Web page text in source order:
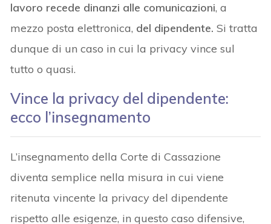
lavoro recede dinanzi alle comunicazioni, a
mezzo posta elettronica, del dipendente.Si tratta
dunque di un caso in cui la privacy vince sul
tutto o quasi.
Vince la privacy del dipendente:
ecco l’insegnamento
L’insegnamento della Corte di Cassazione
diventa semplice nella misura in cui viene
ritenuta vincente la privacy del dipendente
rispetto alle esigenze, in questo caso difensive,